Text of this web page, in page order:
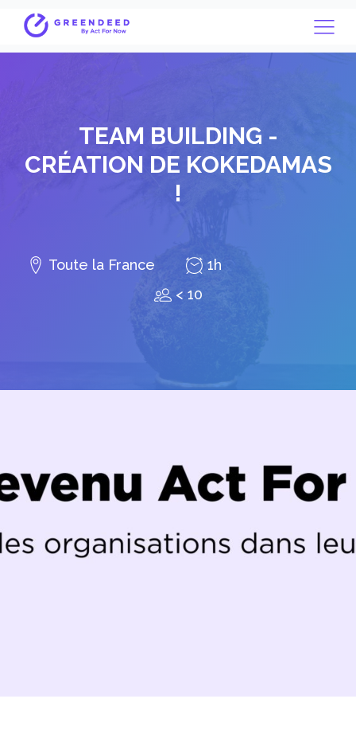
TEAM BUILDING -
CRÉATION DE KOKEDAMAS
!
Toute la France
1h
< 10